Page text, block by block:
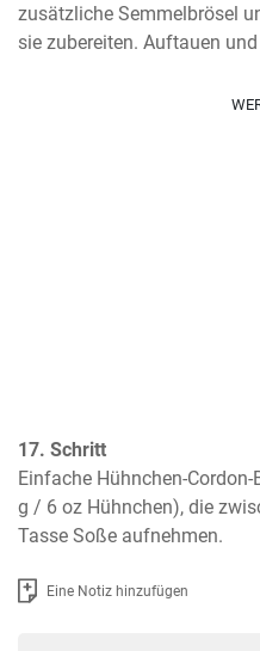
zusätzliche Semmelbrösel
sie zubereiten. Auftauen
17. Schritt
Einfache Hühnchen-
g / 6 oz Hühnchen), die
Tasse Soße aufnehmen.
Eine Notiz hinzufügen